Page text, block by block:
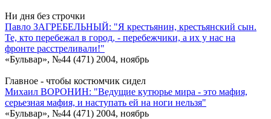
Ни дня без строчки
Павло ЗАГРЕБЕЛЬНЫЙ: "Я крестьянин, крестьянский сын.
Те, кто перебежал в город, - перебежчики, а их у нас на
фронте расстреливали!"
«Бульвар», №44 (471) 2004, ноябрь
Главное - чтобы костюмчик сидел
Михаил ВОРОНИН: "Ведущие кутюрье мира - это мафия,
серьезная мафия, и наступать ей на ноги нельзя"
«Бульвар», №44 (471) 2004, ноябрь